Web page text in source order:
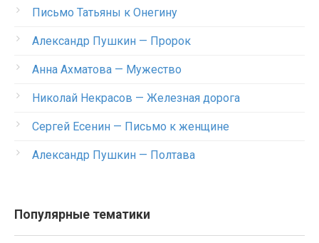
Письмо Татьяны к Онегину
Александр Пушкин — Пророк
Анна Ахматова — Мужество
Николай Некрасов — Железная дорога
Сергей Есенин — Письмо к женщине
Александр Пушкин — Полтава
Популярные тематики